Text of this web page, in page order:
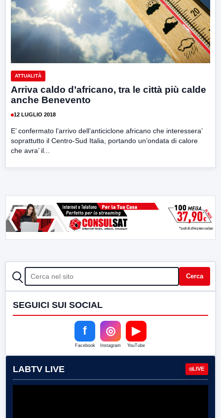
ATTUALITÀ
Arriva caldo d’africano, tra le città più calde
anche Benevento
12 LUGLIO 2018
E’ confermato l’arrivo dell’anticiclone africano che interessera’
soprattutto il Centro-Sud Italia, portando un’ondata di calore
che avra’ il...
CERCA Cerca
SEGUICI SUI SOCIAL
f
Facebook
◎
Instagram
▶
YouTube
LABTV LIVE LIVE